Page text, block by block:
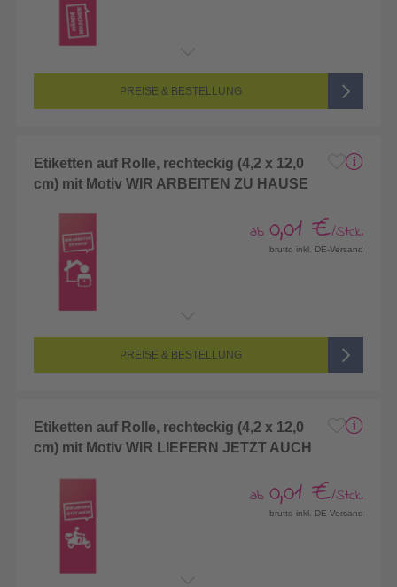
PREISE & BESTELLUNG
Etiketten auf Rolle, rechteckig (4,2 x 12,0
cm) mit Motiv WIR ARBEITEN ZU HAUSE
ab 0,01 €/Stck.
brutto inkl. DE-Versand
PREISE & BESTELLUNG
Etiketten auf Rolle, rechteckig (4,2 x 12,0
cm) mit Motiv WIR LIEFERN JETZT AUCH
ab 0,01 €/Stck.
brutto inkl. DE-Versand